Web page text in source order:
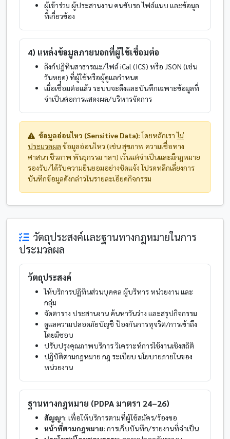
ผู้เข้าร่วม ผู้ประสานงาน คนขับรถ ไฟล์แนบ และข้อมูล
ที่เกี่ยวข้อง
4) แหล่งข้อมูลภายนอกที่ผู้ใช้เชื่อมต่อ
ลิงก์ปฏิทินสาธารณะ/ไฟล์ iCal (ICS) หรือ JSON (เช่น
วันหยุด) ที่ผู้ใช้หรือผู้ดูแลกำหนด
เมื่อเชื่อมต่อแล้ว ระบบจะดึงและบันทึกเฉพาะข้อมูลที่
จำเป็นต่อการแสดงผล/บริหารจัดการ
ข้อมูลอ่อนไหว (Sensitive Data):โดยหลักเราไม่
ประมวลผล ข้อมูลอ่อนไหว (เช่น สุขภาพ ความเชื่อทาง
ศาสนา ชีวภาพ พันธุกรรม ฯลฯ) เว้นแต่จำเป็นและมีกฎหมาย
รองรับ/ได้รับความยินยอมอย่างชัดแจ้ง โปรดหลีกเลี่ยงการ
บันทึกข้อมูลดังกล่าวในรายละเอียดกิจกรรม
วัตถุประสงค์และฐานทางกฎหมายในการ
ประมวลผล
วัตถุประสงค์
ให้บริการปฏิทินส่วนบุคคล ผู้บริหาร หน่วยงาน และ
กลุ่ม
จัดตาราง ประสานงาน ค้นหาวันว่าง และสรุปกิจกรรม
ดูแลความปลอดภัยบัญชี ป้องกันการทุจริต/การเข้าถึง
โดยมิชอบ
ปรับปรุงคุณภาพบริการ วิเคราะห์การใช้งานเชิงสถิติ
ปฏิบัติตามกฎหมาย กฎ ระเบียบ นโยบายภายในของ
หน่วยงาน
ฐานทางกฎหมาย (PDPA มาตรา 24–26)
สัญญา: เพื่อให้บริการตามที่ผู้ใช้สมัคร/ร้องขอ
หน้าที่ตามกฎหมาย: การเก็บบันทึก/รายงานที่จำเป็น